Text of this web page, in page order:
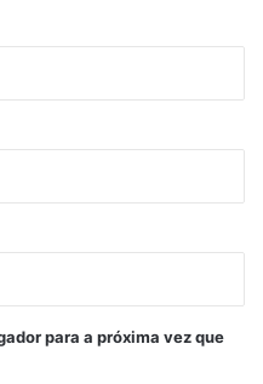
para a próxima vez que